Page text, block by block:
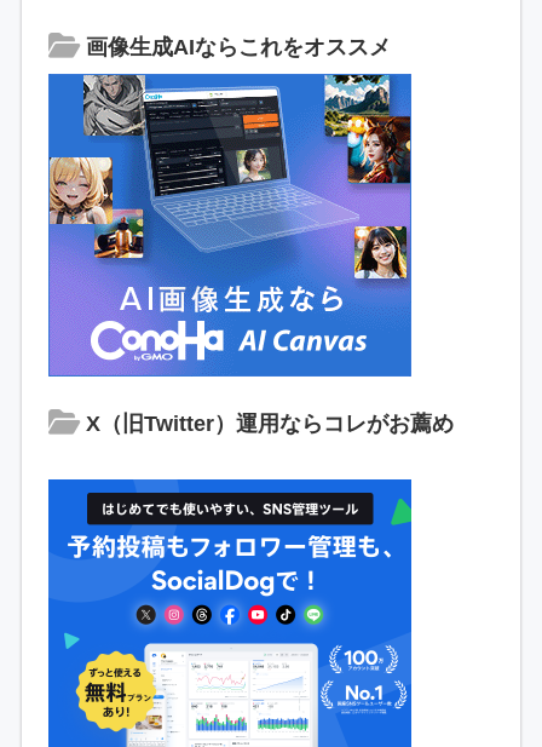
画像生成AIならこれをオススメ
X（旧Twitter）運用ならコレがお薦め